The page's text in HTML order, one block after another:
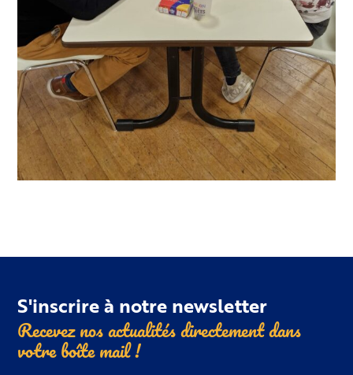
S'inscrire à notre newsletter
Recevez nos actualités directement dans
votre boîtemail !